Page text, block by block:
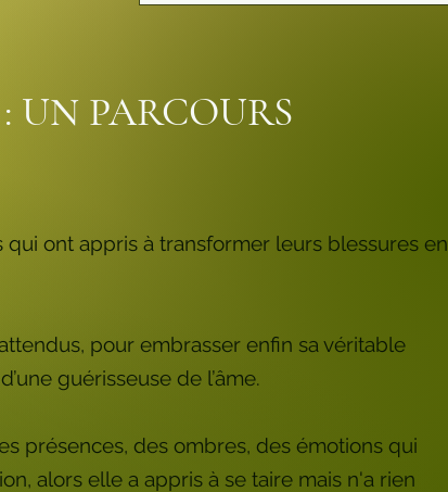
UN PARCOURS
ont appris à transformer leurs blessures en
pour embrasser enfin sa véritable
guérisseuse de l’âme.
présences, des ombres, des émotions qui
alors elle a appris à se taire mais n'a rien